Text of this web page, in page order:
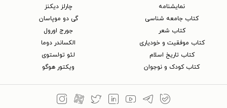
نمایشنامه
کتاب جامعه شناسی
کتاب شعر
کتاب موفقیت و خودیاری
کتاب تاریخ اسلام
کتاب کودک و نوجوان
چارلز دیکنز
گی دو موپاسان
جورج اورول
الکساندر دوما
لئو تولستوی
ویکتور هوگو